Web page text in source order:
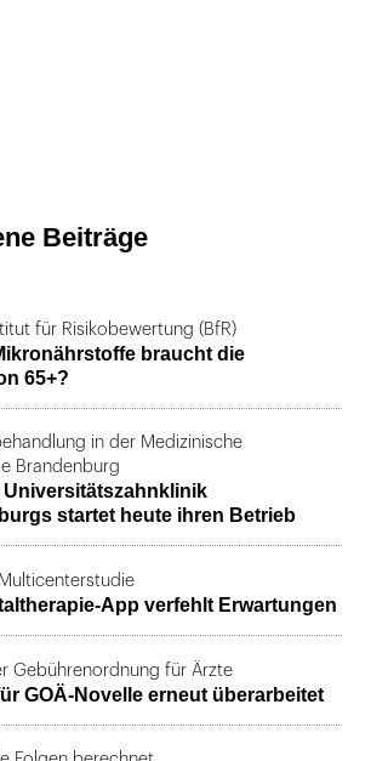
Beiträge
für Risikobewertung (BfR)
braucht die
65+?
in der Medizinische
Brandenburg
Universitätszahnklinik
startet heute ihren Betrieb
App verfehlt Erwartungen
Gebührenordnung für Ärzte
GOÄ-Novelle erneut überarbeitet